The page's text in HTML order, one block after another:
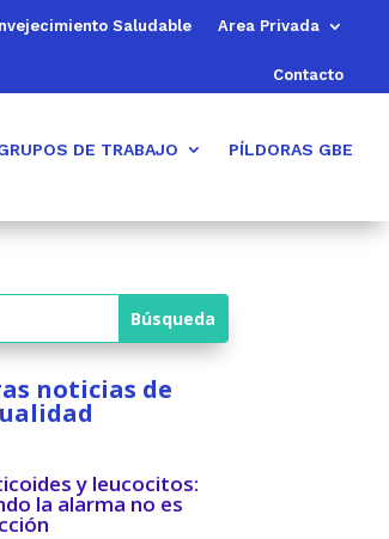
Saludable Area Privada
Contacto
DE TRABAJO PÍLDORAS GBE
noticias de
y leucocitos:
la alarma no es